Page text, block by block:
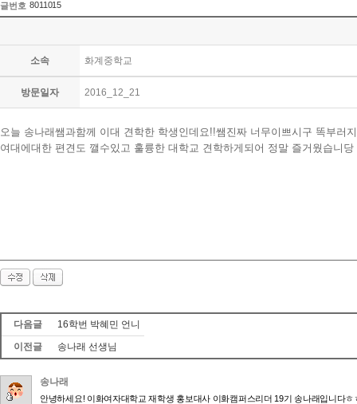
글번호 8011015
소속 화계중학교
방문일자 2016_12_21
오늘 송나래쌤과함께 이대 견학한 학생인데요!!쌤진짜 너무이쁘시구 똑부
여대에대한 편견도 깰수있고 훌륭한 대학교 견학하게되어 정말 즐거웠습니당
다음글
16학번 박혜민 언니
이전글
송나래 선생님
송나래
안녕하세요! 이화여자대학교 재학생 홍보대사 이화캠퍼스리더 19기 송나래입니다